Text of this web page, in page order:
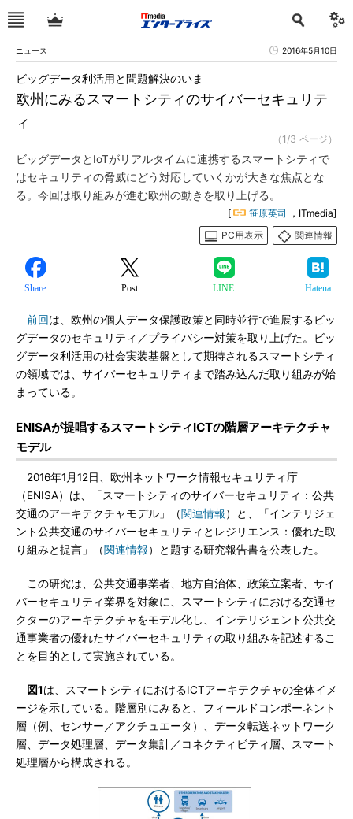
ニュース 2016年5月10日
欧州にみるスマートシティのサイバーセキュリテ
ィ
ビッグデータ利活用と問題解決のいま
（1/3 ページ）
ビッグデータとIoTがリアルタイムに連携するスマートシティで
はセキュリティの脅威にどう対応していくかが大きな焦点とな
る。今回は取り組みが進む欧州の動きを取り上げる。
[ 笹原英司
，ITmedia]
PC用表示
関連情報
Share Post LINE Hatena
前回は、欧州の個人データ保護政策と同時並行で進展するビッ
グデータのセキュリティ／プライバシー対策を取り上げた。ビッ
グデータ利活用の社会実装基盤として期待されるスマートシティ
の領域では、サイバーセキュリティまで踏み込んだ取り組みが始
まっている。
ENISAが提唱するスマートシティICTの階層アーキテクチャ
モデル
2016年1月12日、欧州ネットワーク情報セキュリティ庁
（ENISA）は、「スマートシティのサイバーセキュリティ：公共
交通のアーキテクチャモデル」（関連情報）と、「インテリジェ
ント公共交通のサイバーセキュリティとレジリエンス：優れた取
り組みと提言」（関連情報）と題する研究報告書を公表した。
この研究は、公共交通事業者、地方自治体、政策立案者、サイ
バーセキュリティ業界を対象に、スマートシティにおける交通セ
クターのアーキテクチャをモデル化し、インテリジェント公共交
通事業者の優れたサイバーセキュリティの取り組みを記述するこ
とを目的として実施されている。
図1は、スマートシティにおけるICTアーキテクチャの全体イメ
ージを示している。階層別にみると、フィールドコンポーネント
層（例、センサー／アクチュエータ）、データ転送ネットワーク
層、データ処理層、データ集計／コネクティビティ層、スマート
処理層から構成される。